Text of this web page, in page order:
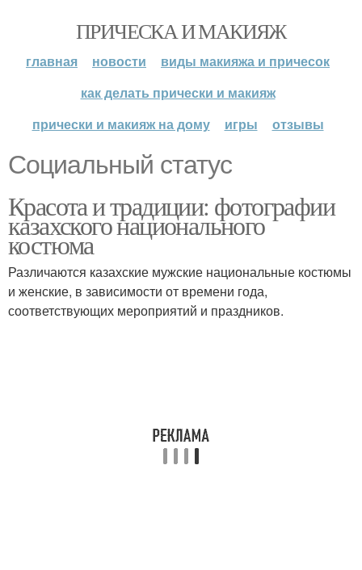
ПРИЧЕСКА И МАКИЯЖ
главная новости
виды макияжа и причесок
как делать прически и макияж
прически и макияж на дому
игры отзывы
Социальный статус
Красота и традиции: фотографии
казахского национального
костюма
Различаются казахские мужские национальные костюмы
и женские, в зависимости от времени года,
соответствующих мероприятий и праздников.